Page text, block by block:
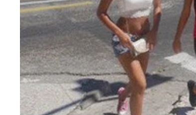
トルコのパムッカレ石灰棚で絶景見ながら
広大な大地から水蒸気が上がっている
世界最高所にある温泉・タティオ間欠泉群
水着に着替え、大地にむき出しの温泉に入
ここで適当に着替える。笑顔だけど、標高
次々とツアーの団体がやってくる
マチュピチュまでの道のり。笑顔だけど
遠くにマチュピチュ村が見えてきた！
そこそこリゾート化していて、なんだか
２０１４年当時の入浴料１０ソル（約３０
貴重品はこの頼りないロッカーに
一応洗い場はあるものの……
アカが浮いていてヌルめ
石灰棚を麓から登る
パムッカレ頂上からの眺望は爽快！
パムッカレ石灰棚は環境保護のため、人が
景色は良いがここもやっぱり、まあヌルイ
世界遺産ヒエラポリスのローマ時代の円形
ローマ遺跡が沈んだ温泉「アンティークプ
アイスランドにある世界最古の温泉。入浴
１９２３年にできましたよ? というプレ
みんな気は進まないが、せっかく来たから
ヌルヌルのお湯を顔にかけないで！
温泉というよりももはや池感に、インド
山の中にあるマラナゲ温泉
ヨハンのナビで温泉へ
一応着替えの小屋はある。入浴料１０００
けれど、みんなその辺で適当に着替える
ちゃんとあったかくて、「いい湯だな～！